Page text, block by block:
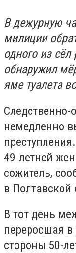
В дежурную
милиции
одного из
обнаружил
яме туалета
Следственно-
немедленно
49-летней
сожитель,
в Полтавской
В тот день
переросшая в
стороны 50-